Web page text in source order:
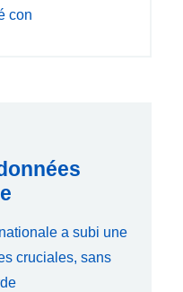
con
a subi une
cruciales, sans